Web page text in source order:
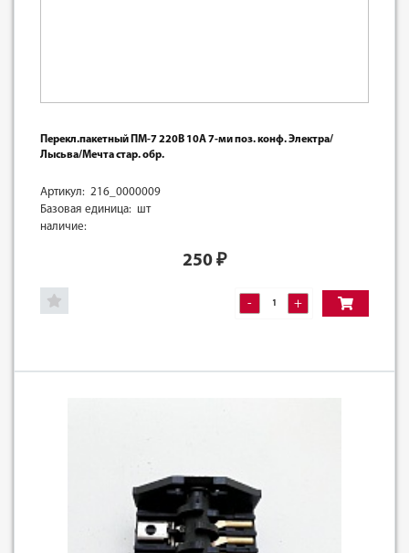
Перекл.пакетный ПМ-7 220В 10А 7-ми поз. конф. Электра/
Лысьва/Мечта стар. обр.
Артикул: 216_0000009
Базовая единица: шт
наличие:
250 ₽
- +